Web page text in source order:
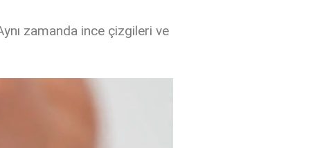
zamanda ince çizgileri ve